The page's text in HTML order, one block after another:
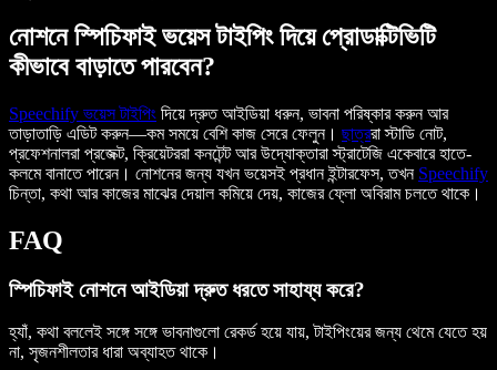
নোশনে স্পিচিফাই ভয়েস টাইপিং দিয়ে প্রোডাক্টিভিটি
কীভাবে বাড়াতে পারবেন?
Speechify ভয়েস টাইপিং দিয়ে দ্রুত আইডিয়া ধরুন, ভাবনা পরিষ্কার করুন আর
তাড়াতাড়ি এডিট করুন—কম সময়ে বেশি কাজ সেরে ফেলুন। ছাত্ররা স্টাডি নোট,
প্রফেশনালরা প্রজেক্ট, ক্রিয়েটররা কনটেন্ট আর উদ্যোক্তারা স্ট্রাটেজি একেবারে হাতে-
কলমে বানাতে পারেন। নোশনের জন্য যখন ভয়েসই প্রধান ইন্টারফেস, তখন Speechify
চিন্তা, কথা আর কাজের মাঝের দেয়াল কমিয়ে দেয়, কাজের ফ্লো অবিরাম চলতে থাকে।
FAQ
স্পিচিফাই নোশনে আইডিয়া দ্রুত ধরতে সাহায্য করে?
হ্যাঁ, কথা বললেই সঙ্গে সঙ্গে ভাবনাগুলো রেকর্ড হয়ে যায়, টাইপিংয়ের জন্য থেমে যেতে হয়
না, সৃজনশীলতার ধারা অব্যাহত থাকে।